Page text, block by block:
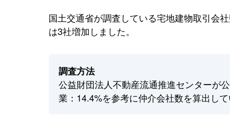
国土交通省が調査している宅地建物取引会
は3社増加しました。
調査方法
公益財団法人不動産流通推進センターが
業：14.4%を参考に仲介会社数を算出して